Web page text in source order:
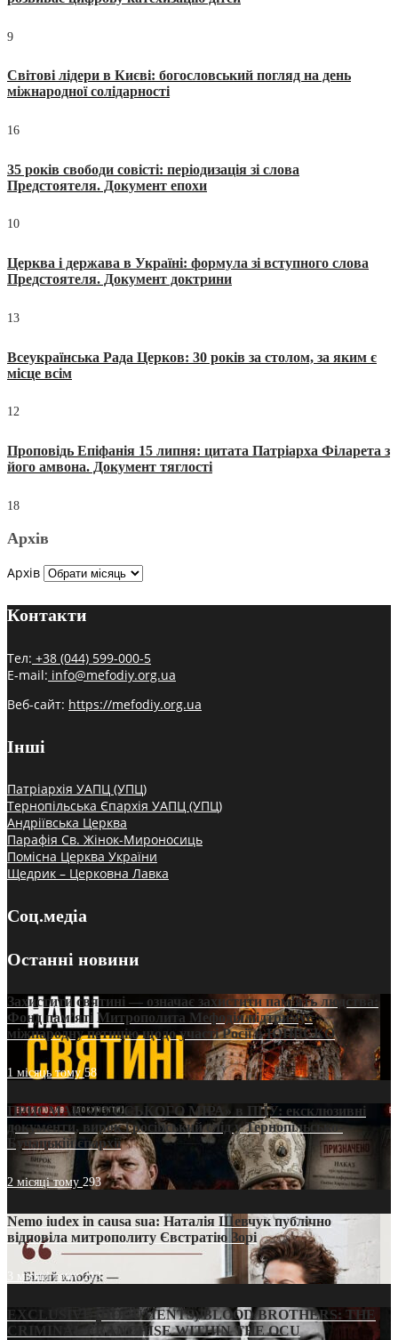
9
Світові лідери в Києві: богословський погляд на день
міжнародної солідарності
16
35 років свободи совісті: періодизація зі слова
Предстоятеля. Документ епохи
10
Церква і держава в Україні: формула зі вступного слова
Предстоятеля. Документ доктрини
13
Всеукраїнська Рада Церков: 30 років за столом, за яким є
місце всім
12
Проповідь Епіфанія 15 липня: цитата Патріарха Філарета з
його амвона. Документ тяглості
18
Архів
Архів
Контакти
Тел: +38 (044) 599-000-5
E-mail: info@mefodiy.org.ua
Веб-сайт: https://mefodiy.org.ua
Інші
Патріархія УАПЦ (УПЦ)
Тернопільська Єпархія УАПЦ (УПЦ)
Андріївська Церква
Парафія Св. Жінок-Мироносиць
Помісна Церква України
Щедрик – Церковна Лавка
Соц.медіа
Останні новини
Захистити святині — означає захистити пам’ять людства:
Фонд пам’яті Митрополита Мефодія підтримує
міжнародну петицію щодо участі Росії в ЮНЕСКО
1 місяць тому58
ПРИСМАК «РУССЬКОГО МІРА» в ПЦУ: ексклюзивні
документи, вирок і російський слід у Тернопільсько-
Бучацькій єпархії
2 місяці тому 293
Nemo iudex in causa sua: Наталія Шевчук публічно
відповіла митрополиту Євстратію Зорі
3 місяці тому213
EXCLUSIVE (DOCUMENTS)/BLOOD BROTHERS: THE
CRIMINAL FRANCHISE WITHIN THE OCU